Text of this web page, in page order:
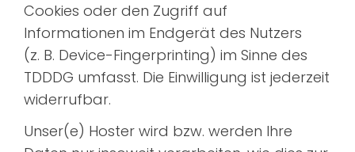
Cookies oder den Zugriff auf
Informationen im Endgerät des Nutzers
(z. B. Device-Fingerprinting) im Sinne des
TDDDG umfasst. Die Einwilligung ist jederzeit
widerrufbar.
Unser(e) Hoster wird bzw. werden Ihre